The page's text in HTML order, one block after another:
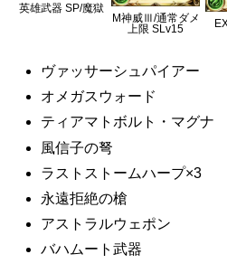
英雄武器 SP/魔獄
M神威Ⅲ/通常ダメ
上限 SLv15
ヴァッサーシュパイアー
オメガスウォード
ティアマトボルト・マグナ
風信子の弩
ラストストームハープ×3
永遠拒絶の槍
アストラルウェポン
バハムート武器